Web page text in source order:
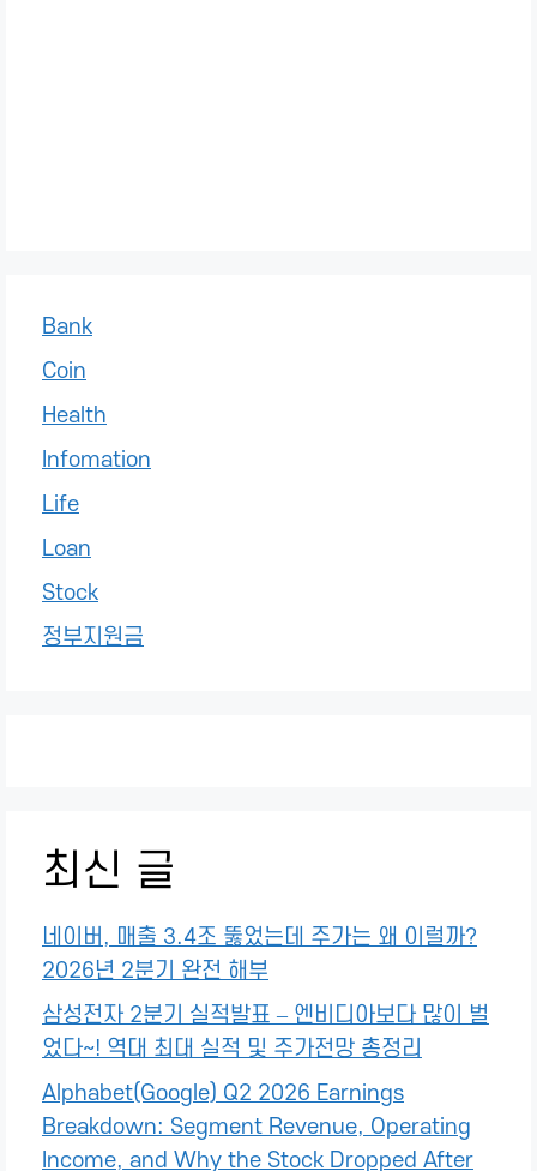
Bank
Coin
Health
Infomation
Life
Loan
Stock
정부지원금
최신 글
네이버, 매출 3.4조 뚫었는데 주가는 왜 이럴까?
2026년 2분기 완전 해부
삼성전자 2분기 실적발표 – 엔비디아보다 많이 벌
었다~! 역대 최대 실적 및 주가전망 총정리
Alphabet(Google) Q2 2026 Earnings
Breakdown: Segment Revenue, Operating
Income, and Why the Stock Dropped After